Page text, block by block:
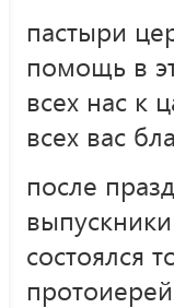
пастыри
помощь в
всех нас к
всех вас
после
состоялся